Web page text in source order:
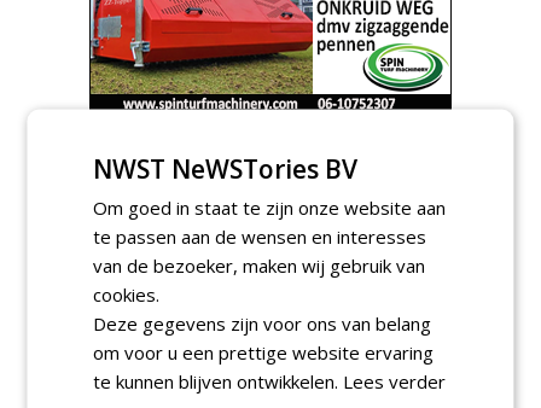
bijdragen aan uniform
aanbesteden van duurzame
kunstgrasvelden
woensdag 23 september 2026
Nationale Grasdag strijkt
neer in MAC³PARK Stadion
van PEC Zwolle
woensdag 18 november 2026
NWST NeWSTories BV
Om goed in staat te zijn onze website aan
te passen aan de wensen en interesses
van de bezoeker, maken wij gebruik van
cookies.
Deze gegevens zijn voor ons van belang
om voor u een prettige website ervaring
te kunnen blijven ontwikkelen. Lees verder